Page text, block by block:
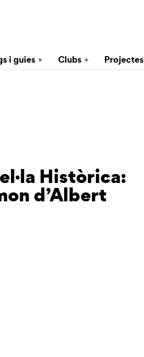
i guies Clubs Projectes
Històrica:
d’Albert